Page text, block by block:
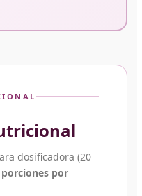
dosificadora (20
porciones por